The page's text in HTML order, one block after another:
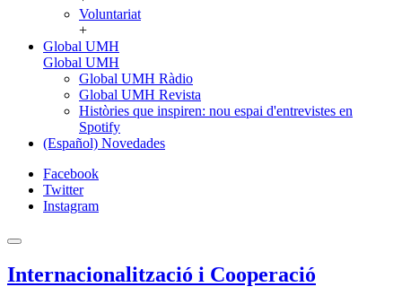
Voluntariat
+
Global UMH
Global UMH
Global UMH Ràdio
Global UMH Revista
Històries que inspiren: nou espai d'entrevistes en
Spotify
(Español) Novedades
Facebook
Twitter
Instagram
Internacionalització i Cooperació